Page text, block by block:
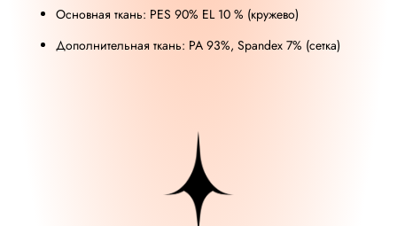
Основная ткань: PES 90% EL 10 % (кружево)
Дополнительная ткань: РА 93%, Spandex 7% (сетка)